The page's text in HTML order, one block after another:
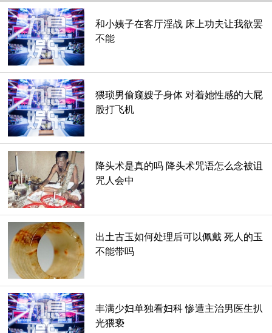
苗族蛊术真实案例揭秘
苗族的蛊术是传女不传男的，在我过汉代的时候有一位曾经做
过军官的大官，他的肚子莫名的肿胀疼痛，觉得肚子中有东西
在游走，就抓住了一名苗族妇女说是她施了蛊术，这名官员最
后也死了，但是苗族妇女是被冤枉的，因为当时的医生医术不
高明才这样诬陷苗族妇女的。
和小姨子在客厅淫战 床上功夫让我欲罢
不能
猥琐男偷窥嫂子身体 对着她性感的大屁
股打飞机
降头术是真的吗 降头术咒语怎么念被诅
咒人会中
出土古玉如何处理后可以佩戴 死人的玉
不能带吗
丰满少妇单独看妇科 惨遭主治男医生扒
光猥亵